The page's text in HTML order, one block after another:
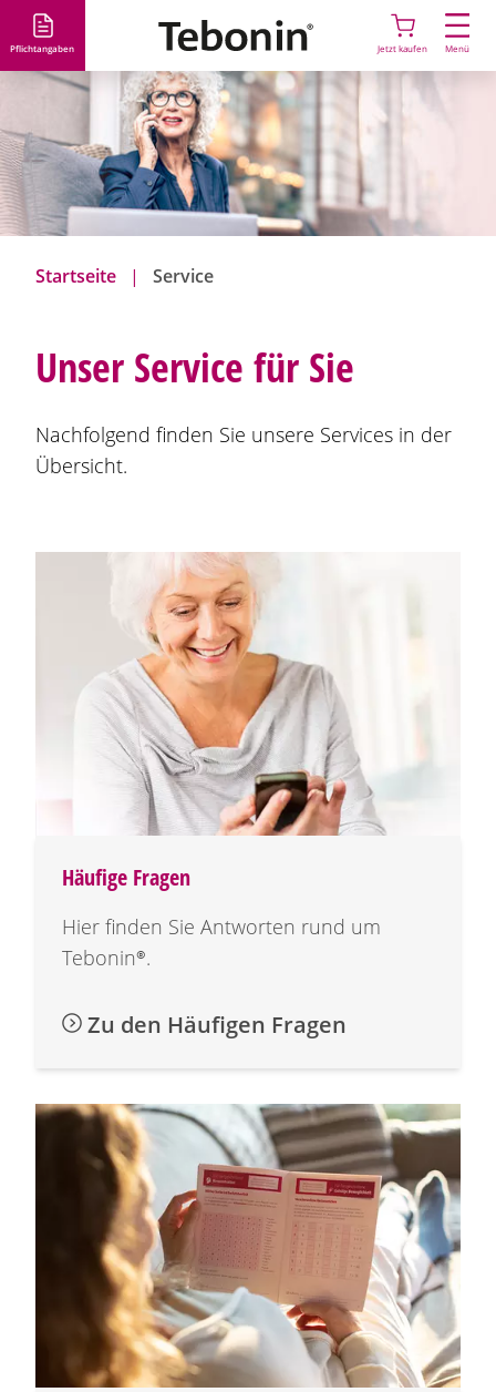
r
t
z
u
m
Pflichtangaben Jetzt kaufen Menü
Startseite Service
Unser Service für Sie
Nachfolgend finden Sie unsere Services in der
Übersicht.
Häufige Fragen
Hier finden Sie Antworten rund um
Tebonin®.
Zu den Häufigen Fragen